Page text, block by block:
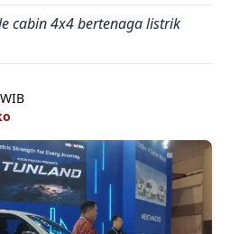
cabin 4x4 bertenaga listrik